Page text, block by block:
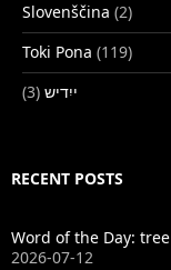
Slovenščina (2)
Toki Pona (119)
ייִדיש (3)
RECENT POSTS
Word of the Day:
2026-07-12